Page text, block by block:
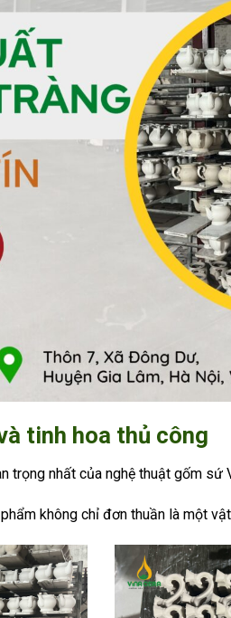
tinh hoa thủ công
trọng nhất của nghệ thuật gốm sứ
không chỉ đơn thuần là một